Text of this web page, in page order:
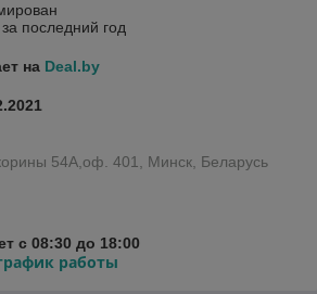
последний год
на Deal.by
54А,оф. 401, Минск, Беларусь
с 08:30 до 18:00
работы